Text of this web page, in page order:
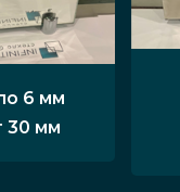
6 мм
30 мм